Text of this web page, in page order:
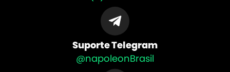
Suporte Telegram
@napoleonBrasil